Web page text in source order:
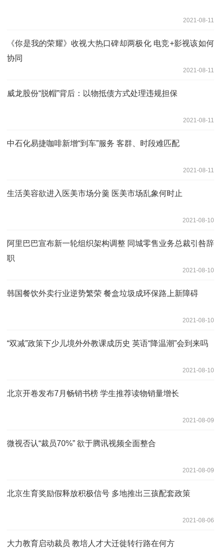
2021-08-11
《你是我的荣耀》收视大热口碑却两极化 电竞+影视该如何
协同
2021-08-11
威龙股份“脱帽”背后：以物抵债方式处理违规担保
2021-08-11
中石化易捷咖啡新增“到车”服务 客群、时段难匹配
2021-08-11
生活美容欲进入医美市场分羹 医美市场乱象何时止
2021-08-10
阿里巴巴宣布新一轮组织架构调整 同城零售业务总裁引咎辞
职
2021-08-10
韩国餐饮外卖行业逆势繁荣 餐盒垃圾成环保路上新障碍
2021-08-10
“双减”政策下少儿境外外教课成历史 英语“降温潮”会到来吗
2021-08-10
北京开卷发布7月畅销书榜 学生推荐读物销量增长
2021-08-09
微视否认“裁员70%” 欲于腾讯视频全面整合
2021-08-09
北京生育奖励假释放积极信号 多地推出三孩配套政策
2021-08-06
大力教育启动裁员 教培人才大迁徙转行路在何方